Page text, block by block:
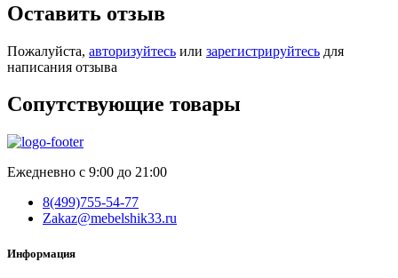
Оставить отзыв
Пожалуйста, авторизуйтесь или зарегистрируйтесь для
написания отзыва
Сопутствующие товары
Ежедневно с 9:00 до 21:00
8(499)755-54-77
Zakaz@mebelshik33.ru
Информация